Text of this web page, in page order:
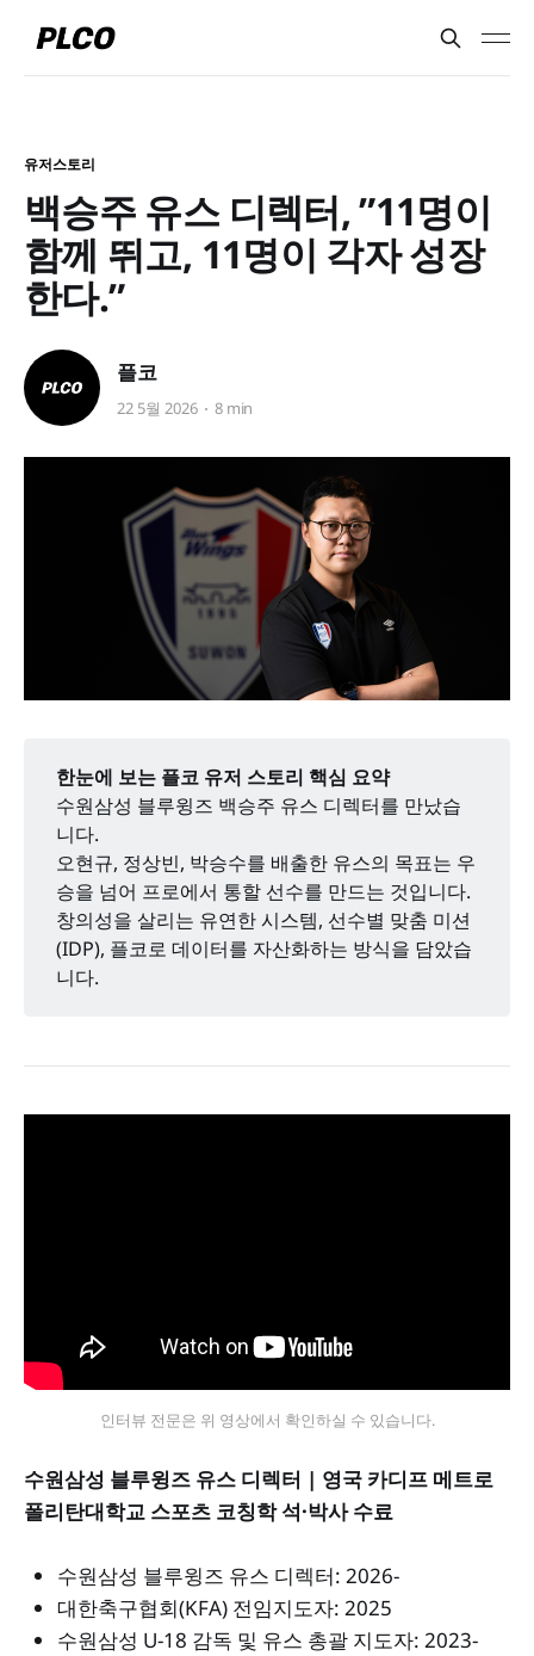
유저스토리
백승주 유스 디렉터, ”11명이
함께 뛰고, 11명이 각자 성장
한다.”
플코
22 5월 2026 8 min
한눈에 보는 플코 유저 스토리 핵심 요약
수원삼성 블루윙즈 백승주 유스 디렉터를 만났습
니다.
오현규, 정상빈, 박승수를 배출한 유스의 목표는 우
승을 넘어 프로에서 통할 선수를 만드는 것입니다.
창의성을 살리는 유연한 시스템, 선수별 맞춤 미션
(IDP), 플코로 데이터를 자산화하는 방식을 담았습
니다.
인터뷰 전문은 위 영상에서 확인하실 수 있습니다.
수원삼성 블루윙즈 유스 디렉터 | 영국 카디프 메트로
폴리탄대학교 스포츠 코칭학 석·박사 수료
수원삼성 블루윙즈 유스 디렉터: 2026-
대한축구협회(KFA) 전임지도자: 2025
수원삼성 U-18 감독 및 유스 총괄 지도자: 2023-